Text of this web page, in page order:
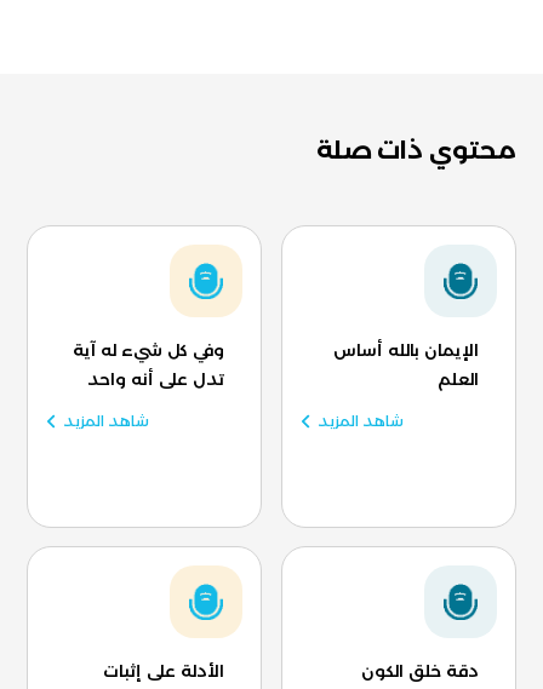
محتوي ذات صلة
الإيمان بالله أساس
العلم
شاهد المزيد
وفي كل شيء له آية
تدل على أنه واحد
شاهد المزيد
دقة خلق الكون
الأدلة على إثبات